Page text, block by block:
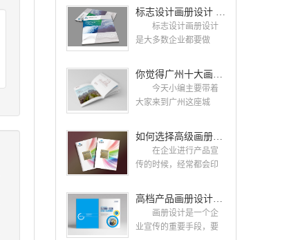
公司，这样设计出来的
画册，才能让人眼前一
亮，才能够给公司带来
计找哪家公司。 广
州画册设计哪家公司
好？本地人都会选择古
柏品牌设计有限公司成
立于2004年，是由一群
专业、独特的IT精英组
贴网络时代的发展潮
流，对中国网络应用的
现状和趋势有很深的...
标志设计画册设计 对标志设计有哪些原则呢？
标志设计画册设计
是大多数企业都要做
一个企业的门面形象，
而画册就是作为宣传，
把企业的形象和活动更
不能缺少的。标志设计
画册设计 简练、概
括、完美!即要成功到几
案的程度是我们的目
标，其难度比之其它任
何艺术设计都要大得
你觉得广州十大画册设计公司的排名真的重要吗？
今天小编主要带着
大家来到广州这座城
设计公司是那些?古柏品
牌提供画册设计，宣传
册设计,排版设计，画册
广州集团/单位/产品/目录
画册设计/印刷公司。相
信不少喜欢设计的小伙
如何选择高级画册设计公司 怎么制作高级企业画册
在企业进行产品宣
传的时候，经常都会印
要找一家出色的画册制
作公司。下面古柏品牌
设计就给大家说说如何
高档产品画册设计的有哪些小技巧
画册设计是一个企
业宣传的重要手段，要